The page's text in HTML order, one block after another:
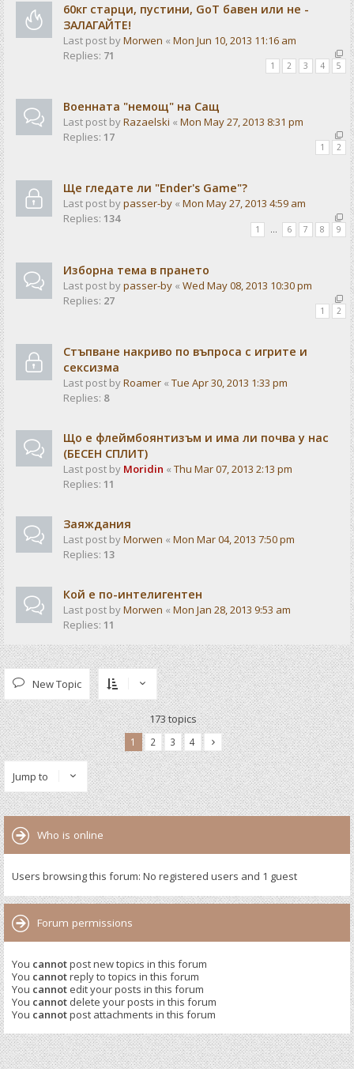
60кг старци, пустини, GoT бавен или не -
ЗАЛАГАЙТЕ!
Last post byMorwen « Mon Jun 10, 2013 11:16 am
Replies: 71
1 2 3 4 5
Военната "немощ" на Сащ
Last post byRazaelski « Mon May 27, 2013 8:31 pm
Replies: 17
1 2
Ще гледате ли "Ender's Game"?
Last post bypasser-by « Mon May 27, 2013 4:59 am
Replies: 134
1 6 7 8 9
Изборна тема в прането
Last post bypasser-by « Wed May 08, 2013 10:30 pm
Replies: 27
1 2
Стъпване накриво по въпроса с игрите и
сексизма
Last post byRoamer « Tue Apr 30, 2013 1:33 pm
Replies: 8
Що е флеймбоянтизъм и има ли почва у нас
(БЕСЕН СПЛИТ)
Last post by Moridin « Thu Mar 07, 2013 2:13 pm
Replies: 11
Заяждания
Last post byMorwen « Mon Mar 04, 2013 7:50 pm
Replies: 13
Кой е по-интелигентен
Last post byMorwen « Mon Jan 28, 2013 9:53 am
Replies: 11
New Topic
173 topics
1 2 3 4
Jump to
Who is online
Users browsing this forum: No registered users and 1 guest
Forum permissions
You cannotpost new topics in this forum
You cannotreply to topics in this forum
You cannot edit your posts in this forum
You cannot delete your posts in this forum
You cannotpost attachments in this forum